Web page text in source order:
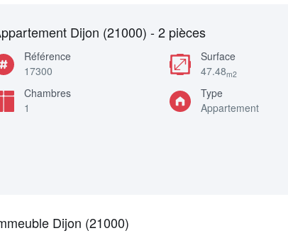
Dijon (21000) - 2 pièces
Référence
17300
Surface
47.48m2
Chambres
1
Type
Appartement
Dijon (21000)